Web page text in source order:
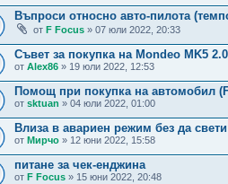
Въпроси относно авто-пилота
от F Focus » 07 юли 2022, 20:33
Съвет за покупка на Mondeo MK5
от Alex86 » 19 юли 2022, 12:53
Помощ при покупка на автомобил
от sktuan » 04 юли 2022, 01:00
Влиза в авариен режим без да
от Мирчо » 12 юни 2022, 15:58
питане за чек-енджина
от F Focus » 15 юни 2022, 20:48